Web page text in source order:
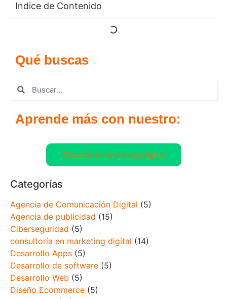
Indice de Contenido
Qué buscas
Aprende más con nuestro:
Glosario de marketing digital
Categorías
Agencia de Comunicación Digital (5)
Agencia de publicidad (15)
Ciberseguridad (5)
consultoría en marketing digital (14)
Desarrollo Apps (5)
Desarrollo de software (5)
Desarrollo Web (5)
Diseño Ecommerce (5)